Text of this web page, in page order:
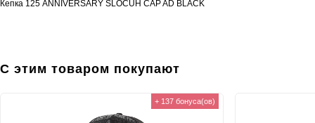
Кепка 125 ANNIVERSARY SLOCUH CAP AD BLACK
С этим товаром покупают
+ 137 бонуса(ов)